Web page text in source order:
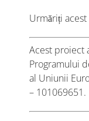
Urmăriți
Acest proiect
Programului
al Uniunii
– 101069651.